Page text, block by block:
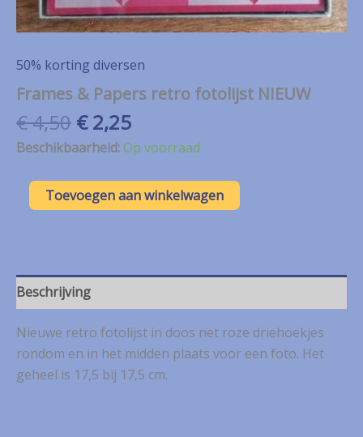
50% korting diversen
Frames & Papers retro fotolijst NIEUW
€4,50 Oorspronkelijke
prijs
€ 4,50.
€2,25Huidige
prijs
is:
€ 2,25.
Beschikbaarheid:Op voorraad
Frames
aantal
Toevoegen aan winkelwagen
Beschrijving
Nieuwe retro fotolijst in doos net roze driehoekjes
rondom en in het midden plaats voor een foto. Het
geheel is 17,5 bij 17,5 cm.